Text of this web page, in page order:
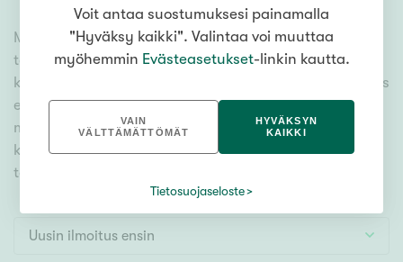
Asuntotyyppi
Kerros-/luhtitalo
Rivitalo/paritalo
Omakoti-/erillistalo
Maa- tai metsätila
Vapaa-ajan asunto
Meiltä löydät myytävät asunnot Kotka Aittakorpi, oli
tarpeesi mikä vain! Tuhansien kohteiden ja satojen
kiinteistönvälittäjien verkostomme auttaa sinua kenties
elämäsi tärkeimmässä päätöksessä. Katso alta kaikki
myytävät asunnot Kotka Aittakorpi. Hyödynnä myös
kätevää hakutyökaluamme, jonka avulla löydät omien
toiveidesi mukaisen kodin.
Uusin ilmoitus ensin
Voit antaa suostumuksesi painamalla
"Hyväksy kaikki". Valintaa voi muuttaa
myöhemmin Evästeasetukset-linkin kautta.
VAIN
VÄLTTÄMÄTTÖMÄT
HYVÄKSYN
KAIKKI
Tietosuojaseloste